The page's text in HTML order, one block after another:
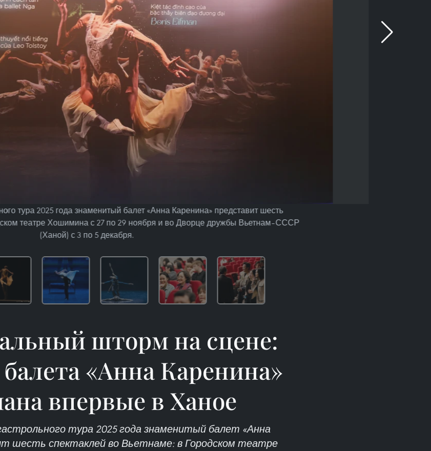
тура 2025 года знаменитый балет «Анна Каренина» представит шесть
театре Хошимина с 27 по 29 ноября и во Дворце дружбы Вьетнам–СССР
(Ханой) с 3 по 5 декабря.
шторм на сцене:
«Анна Каренина»
впервые в Ханое
тура 2025 года знаменитый балет «Анна
шесть спектаклей во Вьетнаме: в Городском театре